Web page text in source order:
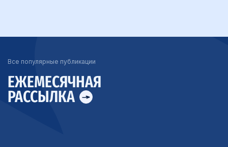
Все популярные публикации
ЕЖЕМЕСЯЧНАЯ
РАССЫЛКА